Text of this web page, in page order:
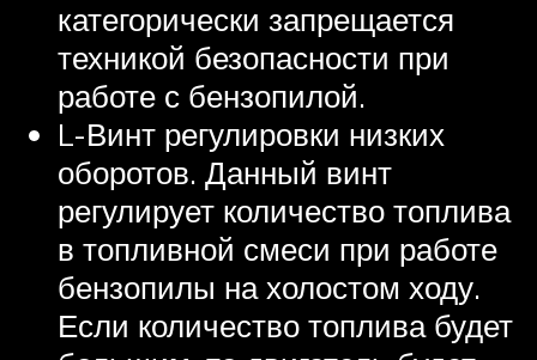
категорически запрещается
техникой безопасности при
работе с бензопилой.
L-Винт регулировки низких
оборотов. Данный винт
регулирует количество топлива
в топливной смеси при работе
бензопилы на холостом ходу.
Если количество топлива будет